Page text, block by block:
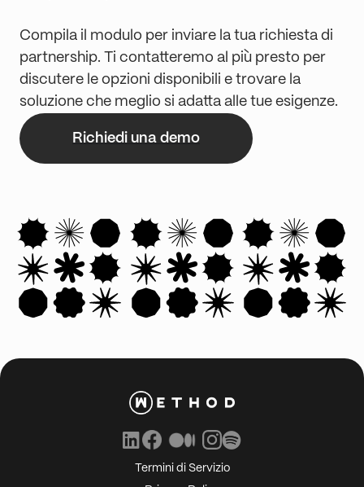
Compila il modulo per inviare la tua richiesta di
partnership. Ti contatteremo al più presto per
discutere le opzioni disponibili e trovare la
soluzione che meglio si adatta alle tue esigenze.
Richiedi una demo
Termini di Servizio